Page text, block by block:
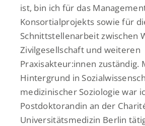
ist, bin ich für das
Konsortialprojekts sowie für
Schnittstellenarbeit zwischen
Zivilgesellschaft und weiteren
Praxisakteur:innen zuständig.
Hintergrund in
medizinischer Soziologie war
Postdoktorandin an der
Universitätsmedizin Berlin